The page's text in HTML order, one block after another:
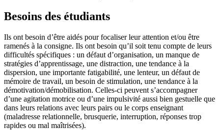
Besoins des étudiants
Ils ont besoin d’être aidés pour focaliser leur attention et/ou être
ramenés à la consigne. Ils ont besoin qu’il soit tenu compte de leurs
difficultés spécifiques : un défaut d’organisation, un manque de
stratégies d’apprentissage, une distraction, une tendance à la
dispersion, une importante fatigabilité, une lenteur, un défaut de
mémoire de travail, un besoin de stimulation, une tendance à la
démotivation/démobilisation. Celles-ci peuvent s’accompagner
d’une agitation motrice ou d’une impulsivité aussi bien gestuelle que
dans leurs relations avec leurs pairs ou le corps enseignant
(maladresse relationnelle, brusquerie, interruption, réponses trop
rapides ou mal maîtrisées).